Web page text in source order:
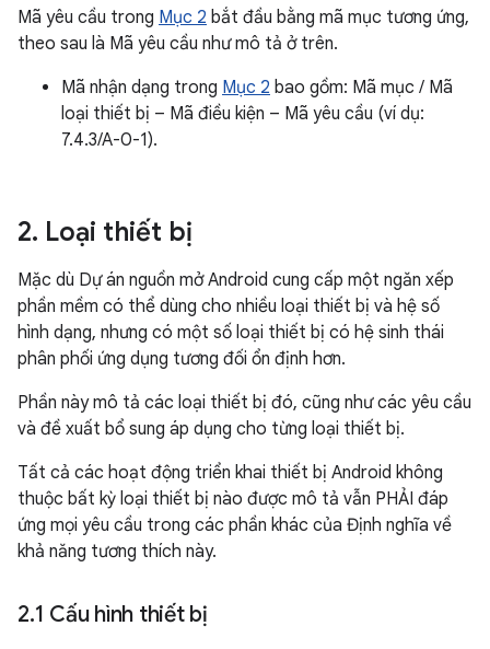
Mã yêu cầu trong Mục 2 bắt đầu bằng mã mục tương ứng,
theo sau là Mã yêu cầu như mô tả ở trên.
Mã nhận dạng trong Mục 2 bao gồm: Mã mục / Mã
loại thiết bị – Mã điều kiện – Mã yêu cầu (ví dụ:
7.4.3/A-0-1).
2. Loại thiết bị
Mặc dù Dự án nguồn mở Android cung cấp một ngăn xếp
phần mềm có thể dùng cho nhiều loại thiết bị và hệ số
hình dạng, nhưng có một số loại thiết bị có hệ sinh thái
phân phối ứng dụng tương đối ổn định hơn.
Phần này mô tả các loại thiết bị đó, cũng như các yêu cầu
và đề xuất bổ sung áp dụng cho từng loại thiết bị.
Tất cả các hoạt động triển khai thiết bị Android không
thuộc bất kỳ loại thiết bị nào được mô tả vẫn PHẢI đáp
ứng mọi yêu cầu trong các phần khác của Định nghĩa về
khả năng tương thích này.
2.1 Cấu hình thiết bị